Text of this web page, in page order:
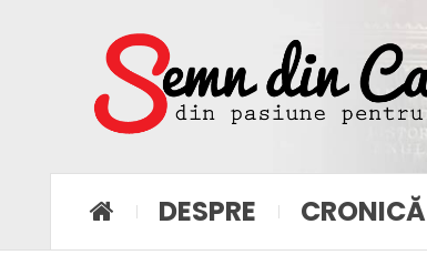
DESPRE CRONICĂ